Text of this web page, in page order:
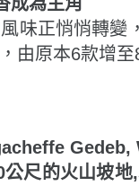
味正悄悄轉
由原本6款增
Gedeb,
尺的火山坡